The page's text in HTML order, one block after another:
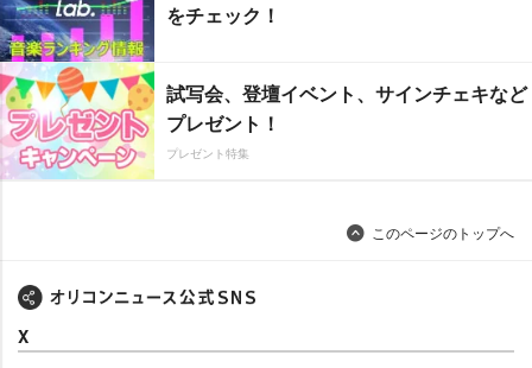
をチェック！
試写会、登壇イベント、サインチェキなど
プレゼント！
プレゼント特集
このページのトップへ
X